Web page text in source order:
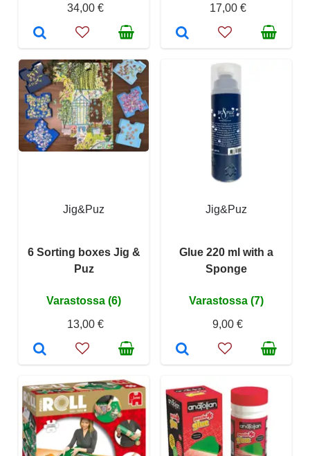
34,00 €
17,00 €
Jig&Puz
6 Sorting boxes Jig &
Puz
Varastossa (6)
13,00 €
Jig&Puz
Glue 220 ml with a
Sponge
Varastossa (7)
9,00 €